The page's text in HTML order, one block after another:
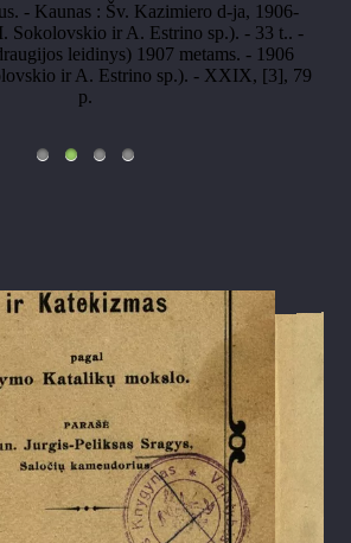
- Kaunas : Šv. Kazimiero d-ja, 1906-
Sokolovskio ir A. Estrino sp.). - 33 t.. -
leidinys) 1907 metams. - 1906
ir A. Estrino sp.). - XXIX, [3], 79
p.